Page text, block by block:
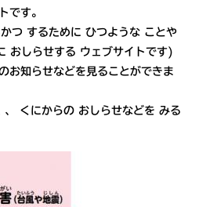
です。
つ するために ひつような ことや
おしらせする ウェブサイトです)
お知らせなどを見ることができま
くにからの おしらせなどを みる